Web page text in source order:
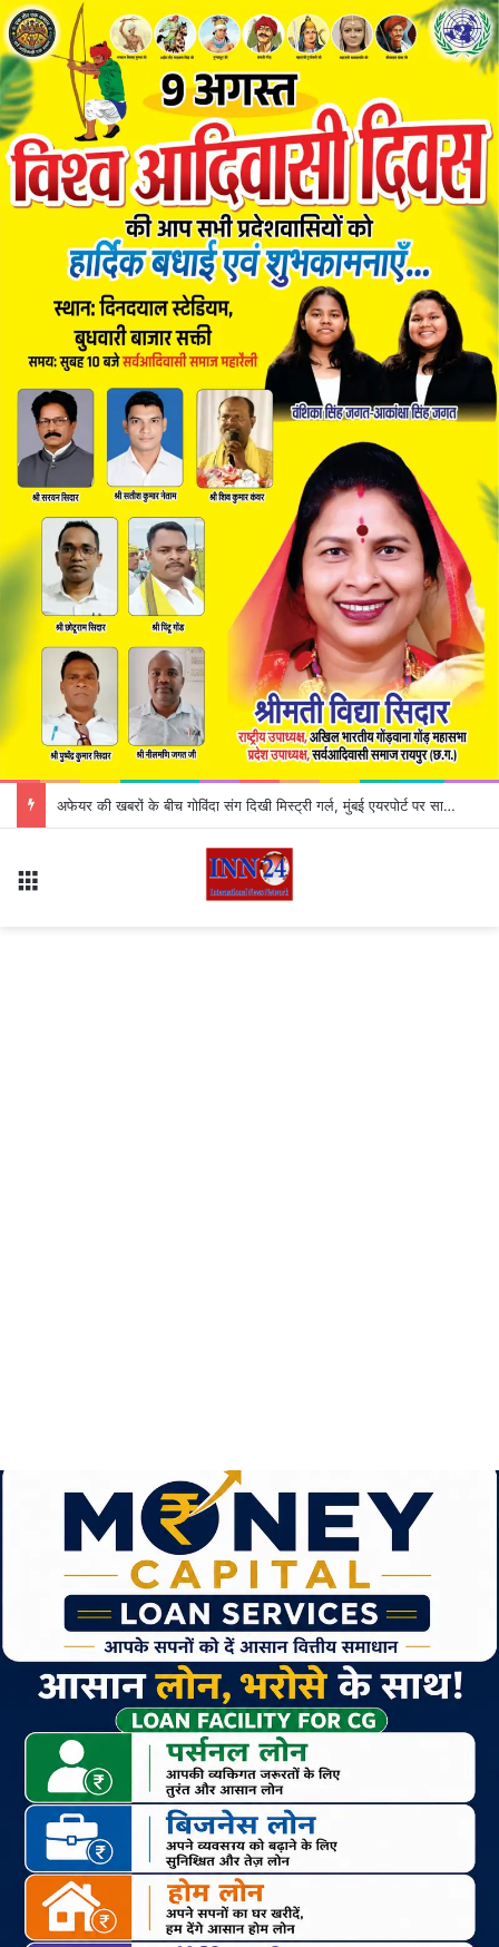
अफेयर की खबरों के बीच गोविंदा संग दिखी मिस्ट्री गर्ल, मुंबई एयरपोर्ट पर साथ-साथ चलते आए नजर